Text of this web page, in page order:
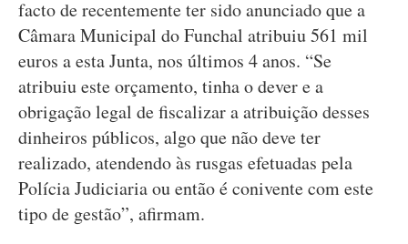
facto de recentemente ter sido anunciado que a
Câmara Municipal do Funchal atribuiu 561 mil
euros a esta Junta, nos últimos 4 anos. “Se
atribuiu este orçamento, tinha o dever e a
obrigação legal de fiscalizar a atribuição desses
dinheiros públicos, algo que não deve ter
realizado, atendendo às rusgas efetuadas pela
Polícia Judiciaria ou então é conivente com este
tipo de gestão”, afirmam.